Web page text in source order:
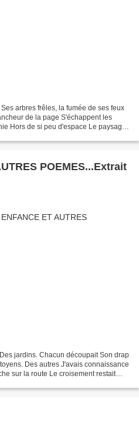
arbres frêles, la fumée de ses feux
de la page S'échappent les
Hors de si peu d'espace Le paysage
POEMES...Extrait
jardins. Chacun découpait Son drap
Des autres J'avais connaissance
sur la route Le croisement restait